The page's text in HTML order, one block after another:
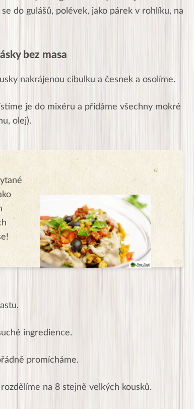
do gulášů, polévek, jako párek v rohlíku, na
bez masa
nakrájenou cibulku a česnek a osolíme.
je do mixéru a přidáme všechny mokré
olej).
ingredience.
promícháme.
na 8 stejně velkých kousků.
obzvlášť velké poděkování, obdiv a
Posílá…